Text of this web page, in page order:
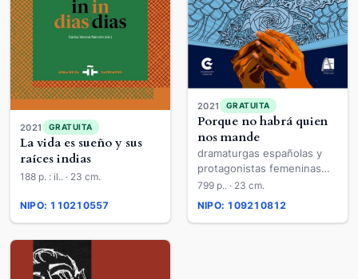
2021 GRATUITA
La vida es sueño y sus
raíces indias
188 p. : il.. · 23 cm.
NIPO: 110210557
2021 GRATUITA
Porque no habrá quien
nos mande
dramaturgas españolas y
protagonistas femeninas
(2000-2020)
799 p.. · 23 cm.
NIPO: 109210812